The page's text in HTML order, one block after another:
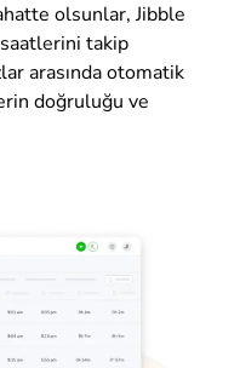
olsunlar, Jibble
takip
arasında otomatik
doğruluğu ve